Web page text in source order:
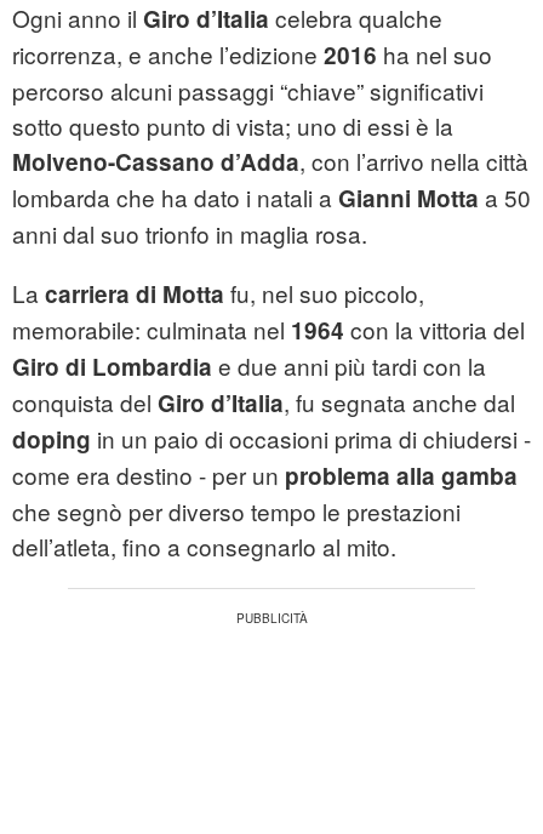
Ogni anno il Giro d’Italia celebra qualche
ricorrenza, e anche l’edizione 2016 ha nel suo
percorso alcuni passaggi “chiave” significativi
sotto questo punto di vista; uno di essi è la
Molveno-Cassano d’Adda, con l’arrivo nella città
lombarda che ha dato i natali a Gianni Motta a 50
anni dal suo trionfo in maglia rosa.
La carriera di Motta fu, nel suo piccolo,
memorabile: culminata nel 1964 con la vittoria del
Giro di Lombardia e due anni più tardi con la
conquista del Giro d’Italia, fu segnata anche dal
doping in un paio di occasioni prima di chiudersi -
come era destino - per un problema alla gamba
che segnò per diverso tempo le prestazioni
dell’atleta, fino a consegnarlo al mito.